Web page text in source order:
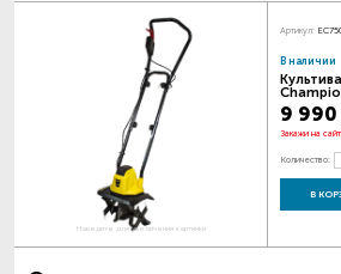
Наведите для увеличения картинки
Артикул:
В наличии
9 990
Закажи на
Количество:
В